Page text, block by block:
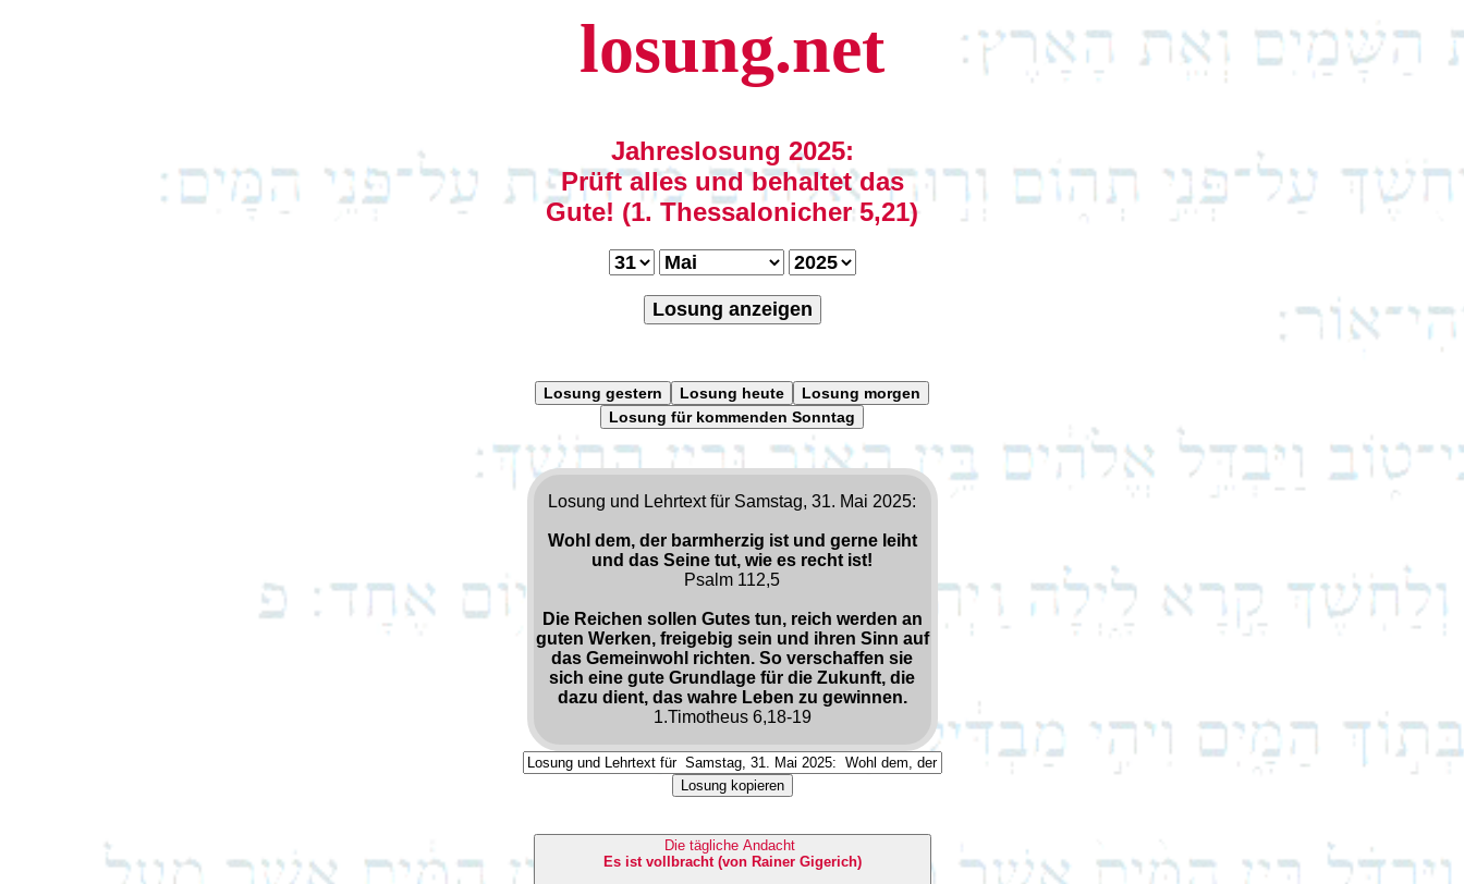
losung.net
Jahreslosung 2025:
Prüft alles und behaltet das
Gute! (1. Thessalonicher 5,21)
Losung anzeigen
Losung gestern Losung heute
Losung morgen
Losung für kommenden Sonntag
Losung und Lehrtext für Samstag, 31. Mai 2025:
Wohl dem, der barmherzig ist und gerne leiht
und das Seine tut, wie es recht ist!
Psalm 112,5
Die Reichen sollen Gutes tun, reich werden an
guten Werken, freigebig sein und ihren Sinn auf
das Gemeinwohl richten. So verschaffen sie
sich eine gute Grundlage für die Zukunft, die
dazu dient, das wahre Leben zu gewinnen.
1.Timotheus 6,18-19
Losung kopieren
Die tägliche Andacht
Es ist vollbracht (von Rainer Gigerich)